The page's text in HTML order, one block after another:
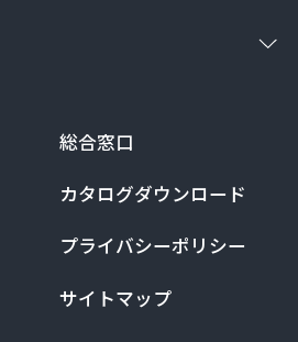
総合窓口
カタログダウンロード
プライバシーポリシー
サイトマップ